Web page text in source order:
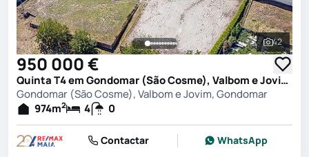
Ver
42
950 000 €
Quinta T4 em Gondomar (São Cosme), Valbom e Jovim, Gondomar
Gondomar (São Cosme), Valbom e Jovim, Gondomar
974m2 4 0
Contactar WhatsApp